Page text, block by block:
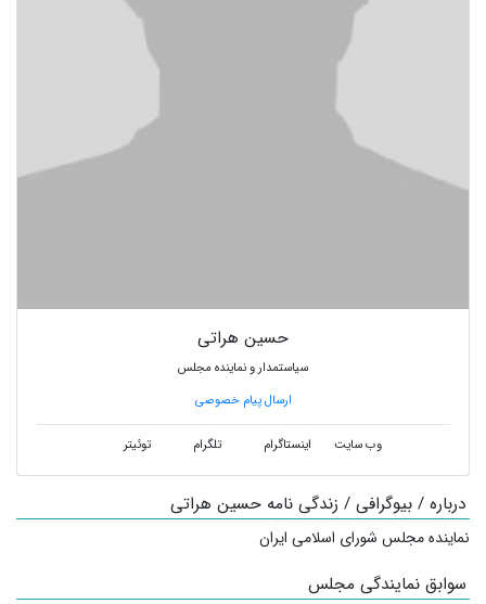
حسین هراتی
سیاستمدار و نماینده مجلس
ارسال پیام خصوصی
وب سایت اینستاگرام تلگرام توئیتر
درباره / بیوگرافی / زندگی نامه حسین هراتی
نماینده مجلس شورای اسلامی ایران
سوابق نمایندگی مجلس